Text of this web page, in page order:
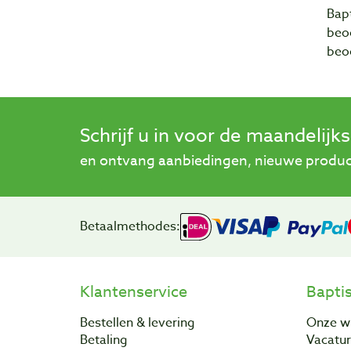
Schrijf u in voor de
en ontvang aanbiedingen, nieuwe
Betaalmethodes:
Klantenservice
Bestellen & levering
Betaling
Onze